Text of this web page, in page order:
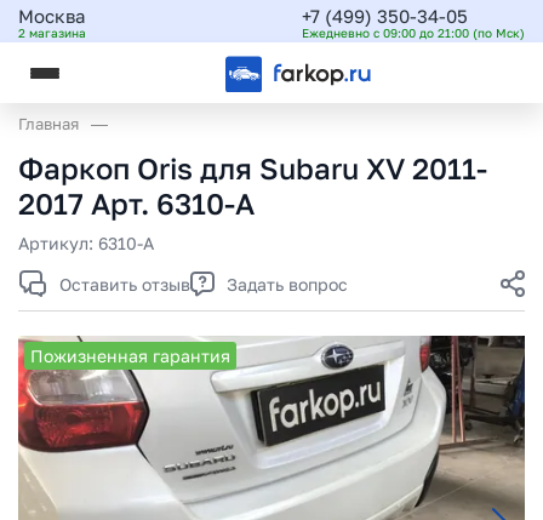
Москва
2 магазина
+7 (499) 350-34-05
Ежедневно с 09:00 до 21:00 (по Мск)
Главная
Фаркоп Oris для Subaru XV 2011-
2017 Арт. 6310-A
Артикул: 6310-A
Оставить отзыв
Задать вопрос
Пожизненная гарантия